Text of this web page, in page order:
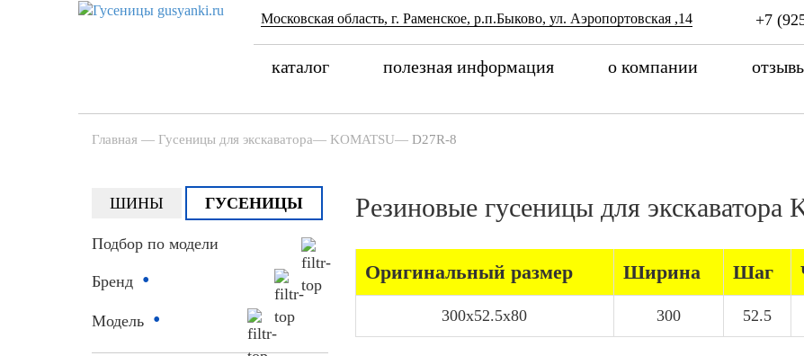
Московская область, г. Раменское, р.п.Быково, ул. Аэропортовская ,14 +7
каталог полезная информация о компании
Главная — Гусеницы для экскаватора— KOMATSU— D27R-8
ШИНЫ ГУСЕНИЦЫ
Подбор по модели
Бренд •
Модель •
Резиновые гусеницы для
Оригинальный размер Ширина Шаг
300x52.5x80 300 52.5